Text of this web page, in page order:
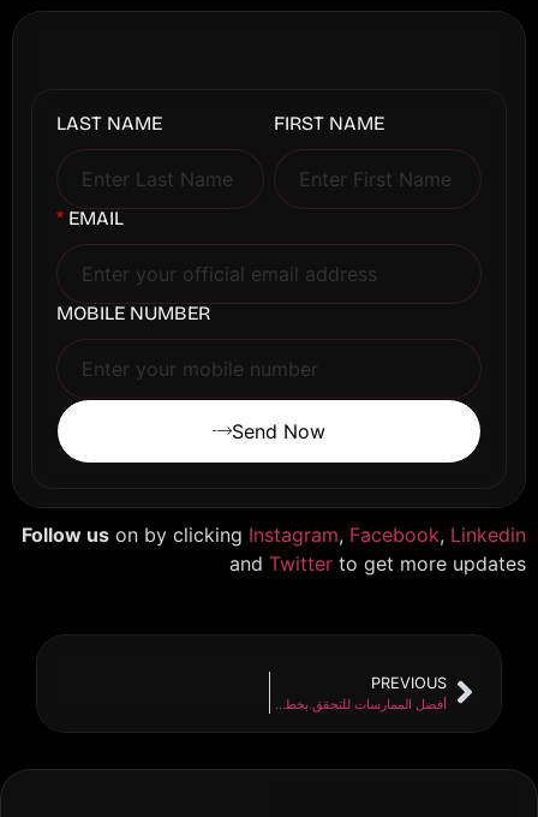
FIRST NAME
LAST NAME
EMAIL
*
MOBILE NUMBER
Send Now
Follow us on by clicking Instagram, Facebook, Linkedin
and Twitter to get more updates
PREVIOUS
أفضل الممارسات للتحقق بخطوتين